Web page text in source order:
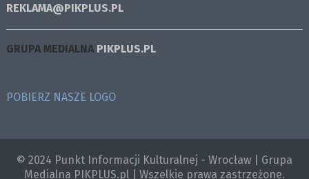
REKLAMA@PIKPLUS.PL
GRUPA MEDIALNA PIKPLUS.PL
POBIERZ NASZE LOGO
© 2024 Punkt Informacji Kulturalnej - Wrocław | Grupa
Medialna PIKPLUS.pl | Wszelkie prawa zastrzeżone.